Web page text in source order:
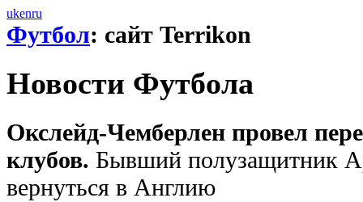
ukenru
Футбол: сайт Terrikon
Новости Футбола
Окслейд-Чемберлен провел
клубов. Бывший полузащитник
вернуться в Англию